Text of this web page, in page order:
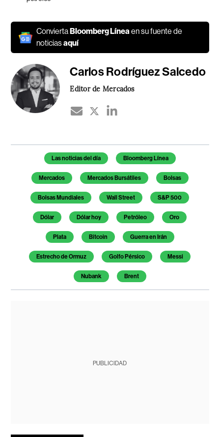
Convierta Bloomberg Líneaen su fuente de
noticiasaquí
Carlos Rodríguez Salcedo
Editor de Mercados
Temas de este artículo
Las noticias del día Bloomberg Línea
Mercados Mercados Bursátiles Bolsas
Bolsas Mundiales Wall Street S&P 500
Dólar Dólar hoy Petróleo Oro
Plata Bitcoin Guerra en Irán
Estrecho de Ormuz Golfo Pérsico Messi
Nubank Brent
PUBLICIDAD